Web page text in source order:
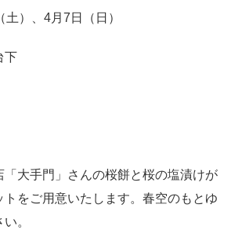
土）、4月7日（日）
下
「大手門」さんの桜餅と桜の塩漬けが
トをご用意いたします。春空のもとゆ
。